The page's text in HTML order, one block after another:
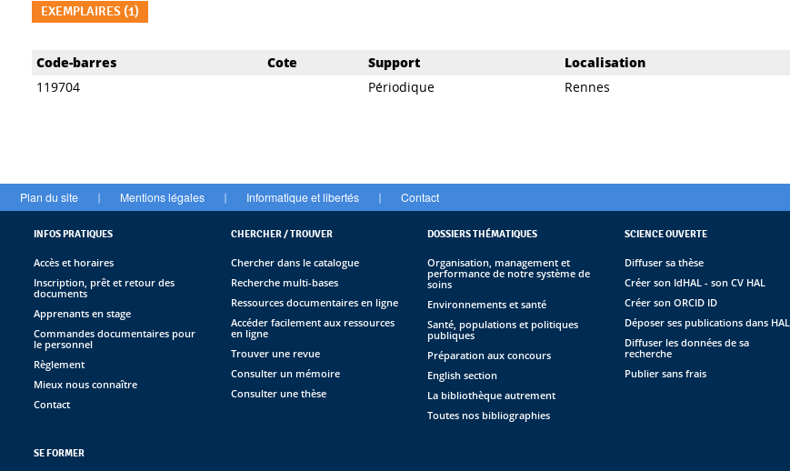
EXEMPLAIRES (1)
Liste des exemplaires
Code-barres Cote Support Localisation
119704
Périodique Rennes
Plan du site | Mentions légales | Informatique et libertés | Contact
INFOS PRATIQUES
Accès et horaires
Inscription, prêt et retour des
documents
Apprenants en stage
Commandes documentaires pour
le personnel
Règlement
Mieux nous connaître
Contact
CHERCHER / TROUVER
Chercher dans le catalogue
Recherche multi-bases
Ressources documentaires en ligne
Accéder facilement aux ressources
en ligne
Trouver une revue
Consulter un mémoire
Consulter une thèse
DOSSIERS THÉMATIQUES
Organisation, management et
performance de notre système de
soins
Environnements et santé
Santé, populations et politiques
publiques
Préparation aux concours
English section
La bibliothèque autrement
Toutes nos bibliographies
SCIENCE OUVERTE
Diffuser sa thèse
Créer son IdHAL - son CV HAL
Créer son ORCID ID
Déposer ses publications dans HAL
Diffuser les données de sa
recherche
Publier sans frais
SE FORMER